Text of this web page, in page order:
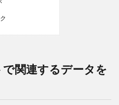
関連するデータを